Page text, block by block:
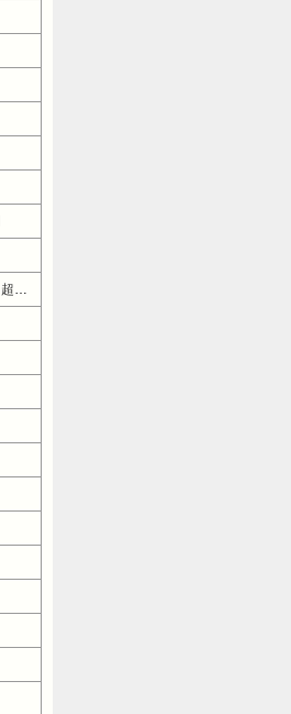
２ちゃんねるニュース超速まとめ＋